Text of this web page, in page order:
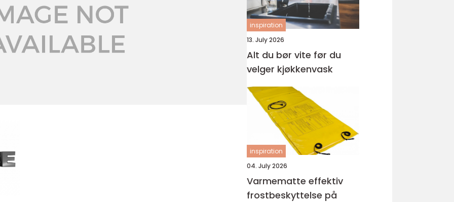
inspiration
13. July 2026
Alt du bør vite før du
velger kjøkkenvask
inspiration
04. July 2026
Varmematte effektiv
frostbeskyttelse på